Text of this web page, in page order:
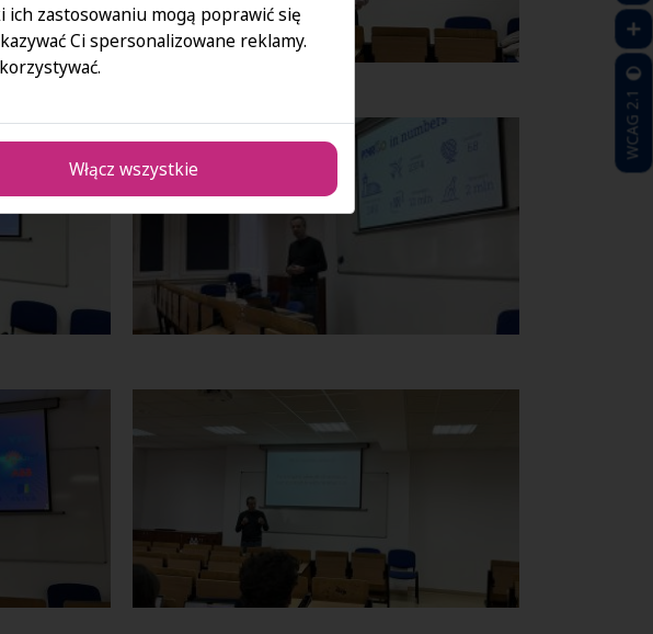
WCAG 2.1
ich zastosowaniu mogą poprawić się
Ci spersonalizowane reklamy.
Włącz wszystkie